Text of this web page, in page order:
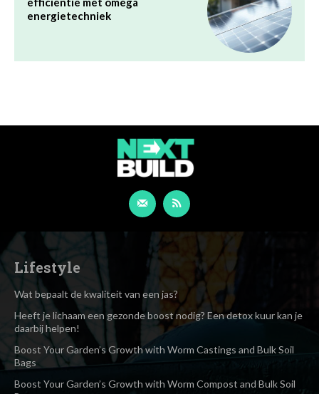
Lifestyle
Wat bepaalt de kwaliteit van een jas?
Heeft je lichaam een gezonde boost nodig? Een detox kuur kan je
daarbij helpen!
Boost Your Garden’s Growth with Worm Castings and Bulk Soil
Bags
Boost Your Garden’s Growth with Worm Compost and Bulk Soil